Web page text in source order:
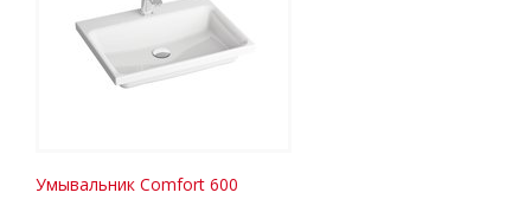
Умывальник Comfort 600